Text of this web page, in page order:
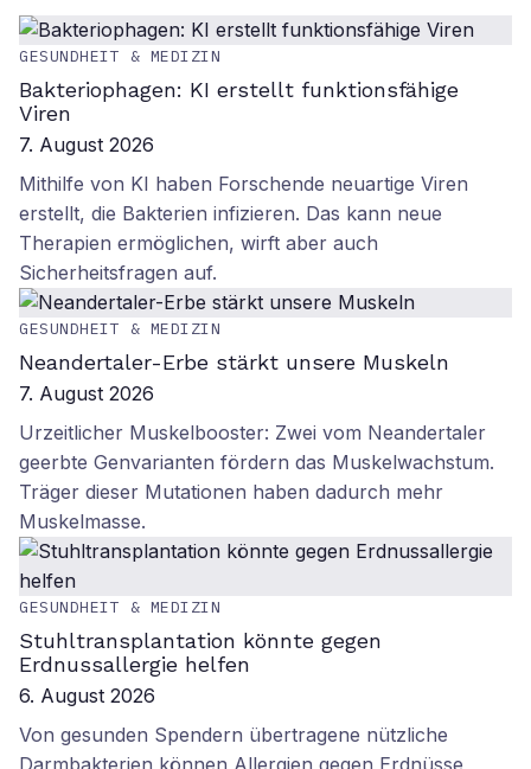
GESUNDHEIT & MEDIZIN
Bakteriophagen: KI erstellt funktionsfähige
Viren
7. August 2026
Mithilfe von KI haben Forschende neuartige Viren
erstellt, die Bakterien infizieren. Das kann neue
Therapien ermöglichen, wirft aber auch
Sicherheitsfragen auf.
GESUNDHEIT & MEDIZIN
Neandertaler-Erbe stärkt unsere Muskeln
7. August 2026
Urzeitlicher Muskelbooster: Zwei vom Neandertaler
geerbte Genvarianten fördern das Muskelwachstum.
Träger dieser Mutationen haben dadurch mehr
Muskelmasse.
GESUNDHEIT & MEDIZIN
Stuhltransplantation könnte gegen
Erdnussallergie helfen
6. August 2026
Von gesunden Spendern übertragene nützliche
Darmbakterien können Allergien gegen Erdnüsse